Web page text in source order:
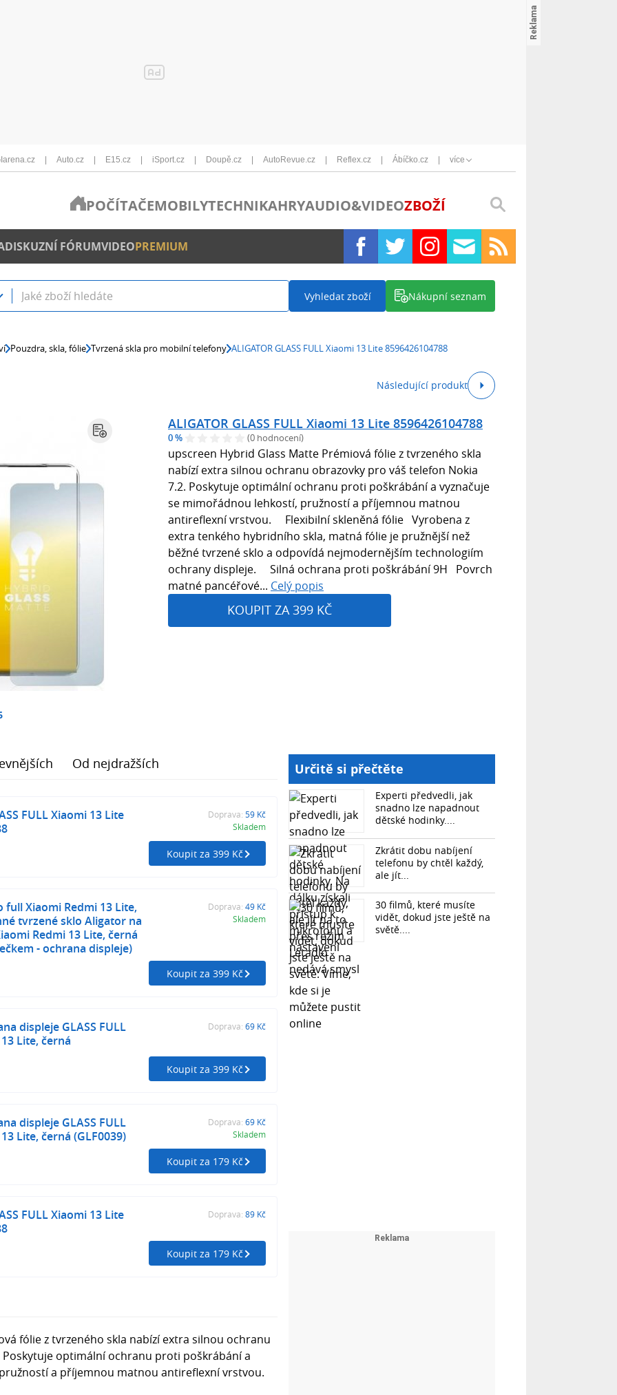
Auto.cz E15.cz iSport.cz Doupě.cz AutoRevue.cz Reflex.cz Ábíčko.cz více
POČÍTAČEMOBILYTECHNIKAHRYAUDIO&VIDEOZBOŽÍ
DISKUZNÍ FÓRUMVIDEOPREMIUM
Vyhledat zboží Nákupní seznam
Pouzdra, skla, fólie Tvrzená skla pro mobilní telefony ALIGATOR GLASS FULL Xiaomi 13 Lite 8596426104788
Následující produkt
ALIGATOR GLASS FULL Xiaomi 13 Lite 8596426104788
0 % (0 hodnocení)
upscreen Hybrid Glass Matte Prémiová fólie z tvrzeného skla
nabízí extra silnou ochranu obrazovky pro váš telefon Nokia
7.2. Poskytuje optimální ochranu proti poškrábání a vyznačuje
se mimořádnou lehkostí, pružností a příjemnou matnou
antireflexní vrstvou. Flexibilní skleněná fólie Vyrobena z
extra tenkého hybridního skla, matná fólie je pružnější než
běžné tvrzené sklo a odpovídá nejmodernějším technologiím
ochrany displeje. Silná ochrana proti poškrábání 9H Povrch
matné pancéřové... Celý popis
KOUPIT ZA 399 KČ
Od nejdražších
FULL Xiaomi 13 Lite
Doprava: 59 Kč
Skladem
Koupit za 399 Kč
full Xiaomi Redmi 13 Lite,
tvrzené sklo Aligator na
Redmi 13 Lite, černá
- ochrana displeje)
Doprava: 49 Kč
Skladem
Koupit za 399 Kč
displeje GLASS FULL
Lite, černá
Doprava: 69 Kč
Koupit za 399 Kč
displeje GLASS FULL
Lite, černá (GLF0039)
Doprava: 69 Kč
Skladem
Koupit za 179 Kč
FULL Xiaomi 13 Lite
Doprava: 89 Kč
Koupit za 179 Kč
fólie z tvrzeného skla nabízí extra silnou ochranu
optimální ochranu proti poškrábání a
a příjemnou matnou antireflexní vrstvou.
Určitě si přečtěte
Experti předvedli, jak
snadno lze napadnout
dětské hodinky....
Zkrátit dobu nabíjení
telefonu by chtěl každý,
ale jít...
30 filmů, které musíte
vidět, dokud jste ještě na
světě....